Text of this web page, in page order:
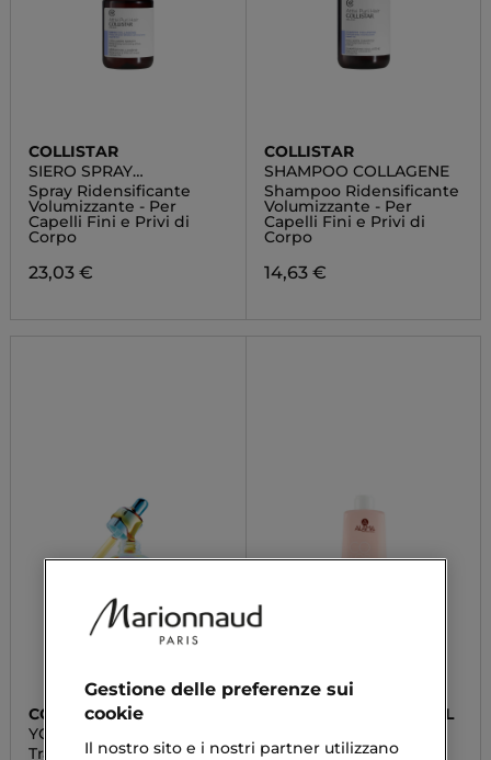
COLLISTAR
SIERO SPRAY
COLLAGENE
Spray Ridensificante
Volumizzante - Per
Capelli Fini e Privi di
Corpo
23,03 €
COLLISTAR
SHAMPOO COLLAGENE
Shampoo Ridensificante
Volumizzante - Per
Capelli Fini e Privi di
Corpo
14,63 €
COLOR WOW
YOUTH JUICE COLLAGEN
SCALP
Trattamento Capelli
ALAMA PROFESSIONAL
Shampoo
Gestione delle preferenze sui
cookie
Il nostro sito e i nostri partner utilizzano